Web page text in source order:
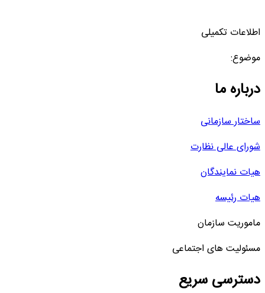
اطلاعات تکمیلی
موضوع:
درباره ما
ساختار سازمانی
شورای عالی نظارت
هیات نمایندگان
هیات رئیسه
ماموریت سازمان
مسئولیت های اجتماعی
دسترسی سریع